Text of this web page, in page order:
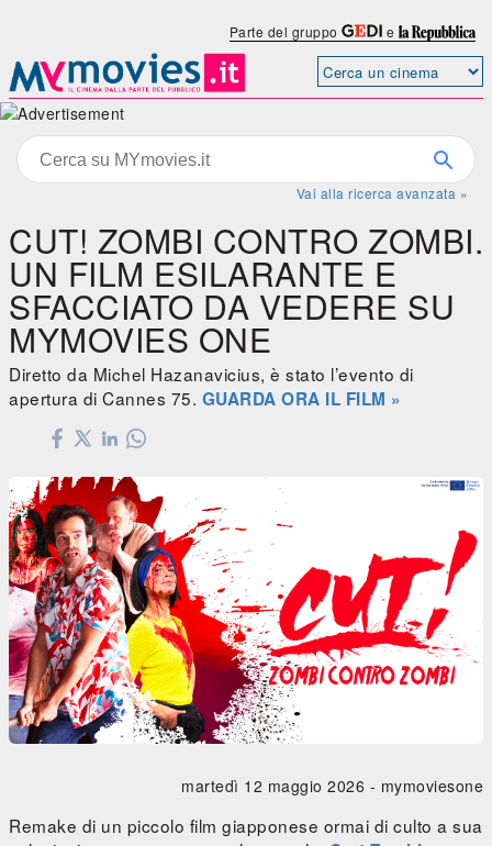
Parte del gruppo e
Vai alla ricerca avanzata »
CUT! ZOMBI CONTRO ZOMBI.
UN FILM ESILARANTE E
SFACCIATO DA VEDERE SU
MYMOVIES ONE
Diretto da Michel Hazanavicius, è stato l’evento di
apertura di Cannes 75. GUARDA ORA IL FILM »
martedì 12 maggio 2026 - mymoviesone
Remake di un piccolo film giapponese ormai di culto a sua